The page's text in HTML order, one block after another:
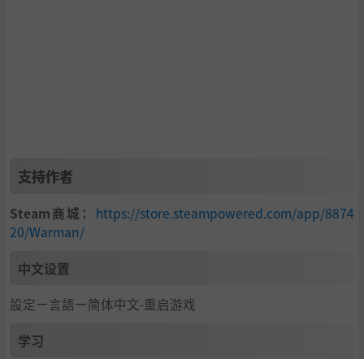
支持作者
Steam商城： https://store.steampowered.com/app/8874
20/Warman/
中文设置
設定ー言語ー简体中文-重启游戏
学习